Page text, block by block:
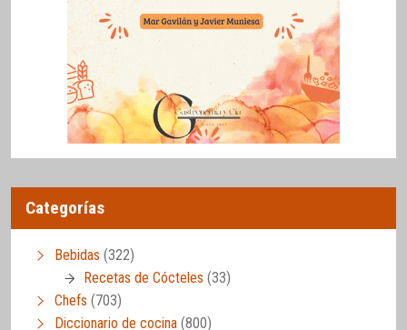
Categorías
Bebidas (322)
Recetas de Cócteles (33)
Chefs (703)
Diccionario de cocina (800)